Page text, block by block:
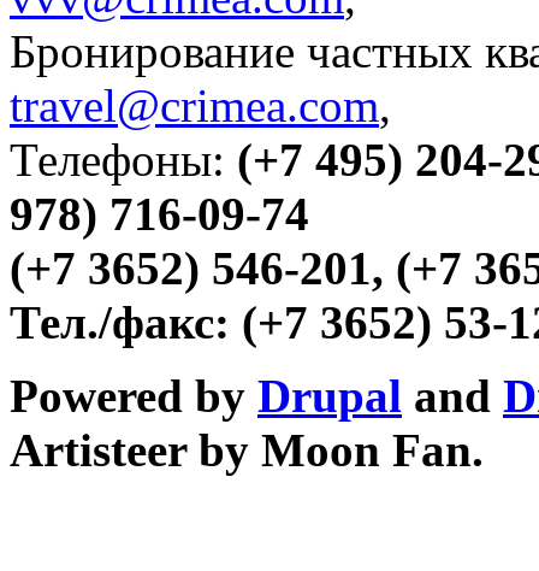
Бронирование частных
travel@crimea.com,
Телефоны: (+7 495) 204-
978) 716-09-74
(+7 3652) 546-201, (+7
Тел./факс: (+7 3652) 53-
Powered by Drupal and
Artisteer by Moon Fan.